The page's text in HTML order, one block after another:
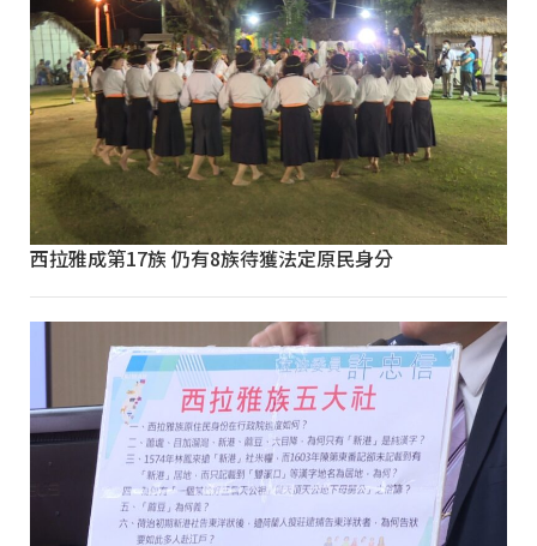
西拉雅成第17族 仍有8族待獲法定原民身分